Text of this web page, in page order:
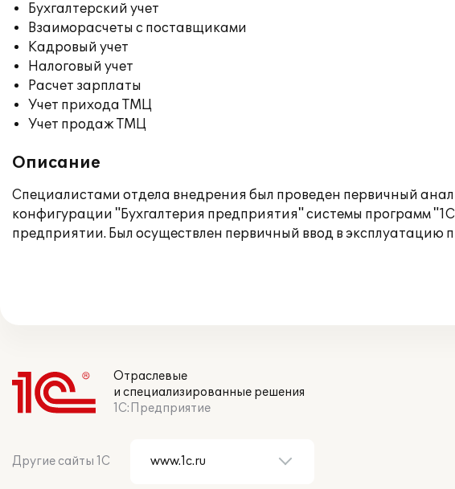
Бухгалтерский учет
Взаиморасчеты с поставщиками
Кадровый учет
Налоговый учет
Расчет зарплаты
Учет прихода ТМЦ
Учет продаж ТМЦ
Описание
Специалистами отдела внедрения был проведен первичный
конфигурации "Бухгалтерия предприятия" системы программ
предприятии. Был осуществлен первичный ввод в эксплуатацию
Отраслевые
и специализированные решения
1С:Предприятие
Другие сайты 1С